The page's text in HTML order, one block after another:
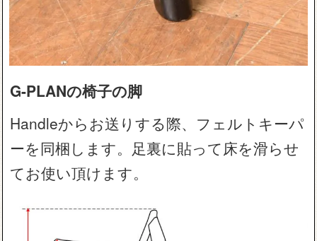
G-PLANの椅子の脚
Handleからお送りする際、フェルトキーパ
ーを同梱します。足裏に貼って床を滑らせ
てお使い頂けます。